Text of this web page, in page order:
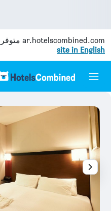
ar.hotelscombined.com متوفر
site in English